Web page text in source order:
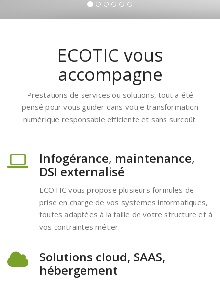
ECOTIC vous
accompagne
Prestations de services ou solutions, tout a été
pensé pour vous guider dans votre transformation
numérique responsable efficiente et sans surcoût.
Infogérance, maintenance,
DSI externalisé
ECOTIC vous propose plusieurs formules de
prise en charge de vos systèmes informatiques,
toutes adaptées à la taille de votre structure et à
vos contraintes métier.
Solutions cloud, SAAS,
hébergement